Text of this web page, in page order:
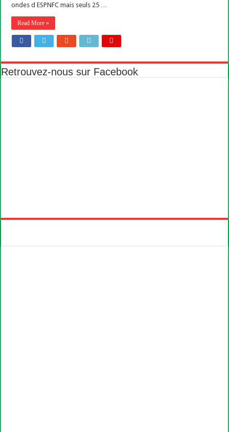
ondes d ESPNFC mais seuls 25 …
Read More »
Retrouvez-nous sur Facebook